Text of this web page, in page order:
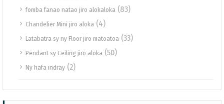
fomba fanao natao jiro alokaloka (83)
Chandelier Mini jiro aloka (4)
Latabatra sy ny Floor jiro matoatoa (33)
Pendant sy Ceiling jiro aloka (50)
Ny hafa indray (2)